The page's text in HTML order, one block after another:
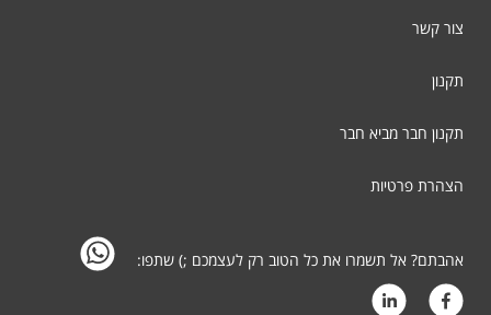
צור קשר
תקנון
תקנון חבר מביא חבר
הצהרת פרטיות
אהבתם? אל תשמרו את כל הטוב רק לעצמכם ;) שתפו: